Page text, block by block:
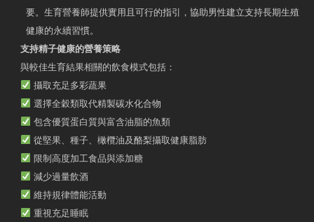
要。生育營養師提供實用且可行的指引，協助男性建立支持長期生殖
健康的永續習慣。
支持精子健康的營養策略
與較佳生育結果相關的飲食模式包括：
攝取充足多彩蔬果
選擇全穀類取代精製碳水化合物
包含優質蛋白質與富含油脂的魚類
從堅果、種子、橄欖油及酪梨攝取健康脂肪
限制高度加工食品與添加糖
減少過量飲酒
維持規律體能活動
重視充足睡眠